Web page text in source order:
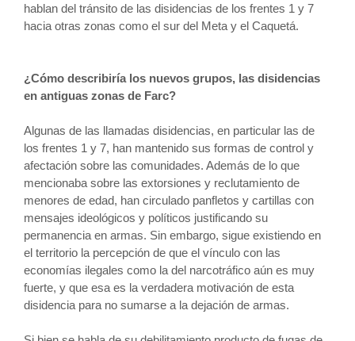
hablan del tránsito de las disidencias de los frentes 1 y 7
hacia otras zonas como el sur del Meta y el Caquetá.
¿Cómo describiría los nuevos grupos, las disidencias
en antiguas zonas de Farc?
Algunas de las llamadas disidencias, en particular las de
los frentes 1 y 7, han mantenido sus formas de control y
afectación sobre las comunidades. Además de lo que
mencionaba sobre las extorsiones y reclutamiento de
menores de edad, han circulado panfletos y cartillas con
mensajes ideológicos y políticos justificando su
permanencia en armas. Sin embargo, sigue existiendo en
el territorio la percepción de que el vínculo con las
economías ilegales como la del narcotráfico aún es muy
fuerte, y que esa es la verdadera motivación de esta
disidencia para no sumarse a la dejación de armas.